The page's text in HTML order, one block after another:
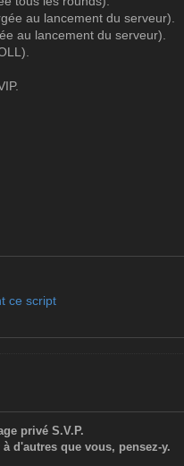
au lancement du serveur).
au lancement du serveur).
ce script
privé S.V.P.
d'autres que vous, pensez-y.